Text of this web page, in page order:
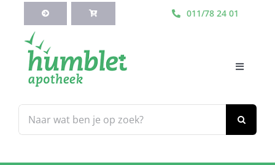
inhoud
011/78 24 01
naar:
Toggle
Webshop